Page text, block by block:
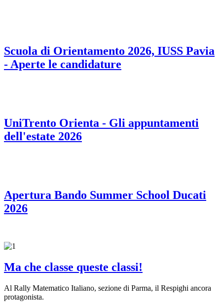
Scuola di Orientamento 2026, IUSS Pavia
- Aperte le candidature
UniTrento Orienta - Gli appuntamenti
dell'estate 2026
Apertura Bando Summer School Ducati
2026
Ma che classe queste classi!
Al Rally Matematico Italiano, sezione di Parma, il Respighi ancora
protagonista.